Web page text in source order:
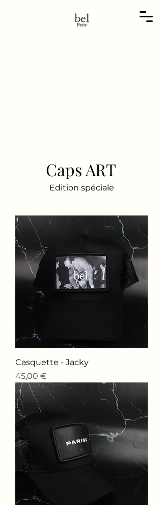
Caps ART
Edition spéciale
Casquette - Jacky
Price
45,00 €